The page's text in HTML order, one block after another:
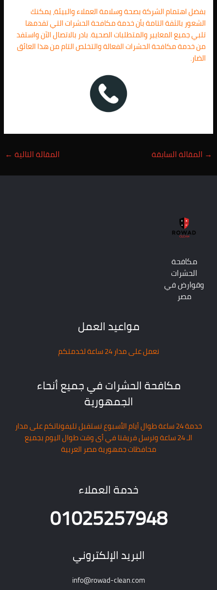
بفضل اهتمام الشركة بصحة وسلامة العملاء والبيئة، يمكنك
الشعور بالثقة التامة بأن خدمة مكافحة الحشرات التي تقدمها
تلبي جميع المعايير والمتطلبات الصحية. بادر بالاتصال الآن واستفد
من خدمة مكافحة الحشرات الفعالة والتخلص التام من هذا العائق
الضار.
→ المقالة السابقة المقالة التالية ←
مكافحة
الحشرات
وقوارض في
مصر
مواعيد العمل
نعمل على مدار 24 ساعة لخدمتكم
مكافحة الحشرات في جميع أنحاء
الجمهورية
خدمة 24 ساعة طوال أيام الأسبوع نستقبل تليفوناتكم على مدار
الـ 24 ساعة ونرسل فريقنا في أى وقت طوال اليوم بجميع
محافظات جمهورية مصر العربية
خدمة العملاء
01025257948
البريد الإلكتروني
info@rowad-clean.com